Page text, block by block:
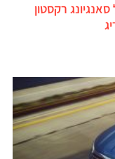
רקסטון